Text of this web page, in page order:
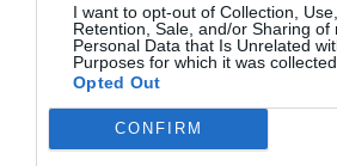
I want to opt-out of Collection, Use,
Retention, Sale, and/or Sharing of
Personal Data that Is Unrelated
Purposes for which it was collected.
Opted Out
CONFIRM